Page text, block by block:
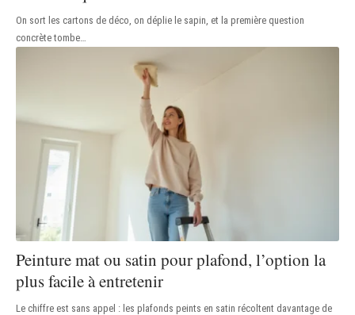
On sort les cartons de déco, on déplie le sapin, et la première question
concrète tombe
Peinture mat ou satin pour plafond, l’option la
plus facile à entretenir
Le chiffre est sans appel : les plafonds peints en satin récoltent davantage de